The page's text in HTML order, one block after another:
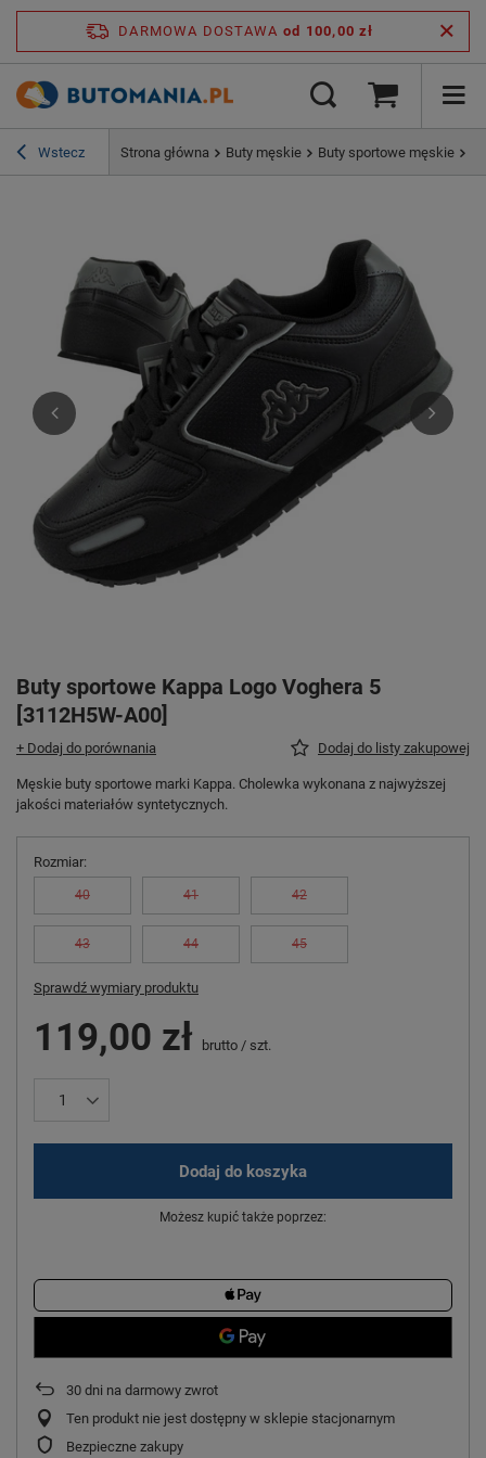
DARMOWA DOSTAWA od 100,00 zł
Wstecz Strona główna Buty męskie Buty sportowe męskie
Buty sportowe Kappa Logo Voghera 5
[3112H5W-A00]
+ Dodaj do porównania Dodaj do listy zakupowej
Męskie buty sportowe marki Kappa. Cholewka wykonana z najwyższej
jakości materiałów syntetycznych.
Rozmiar
40 41 42
43 44 45
Sprawdź wymiary produktu
119,00 zł brutto / szt.
Dodaj do koszyka
Możesz kupić także poprzez:
30 dni na darmowy zwrot
Ten produkt nie jest dostępny w sklepie stacjonarnym
Bezpieczne zakupy